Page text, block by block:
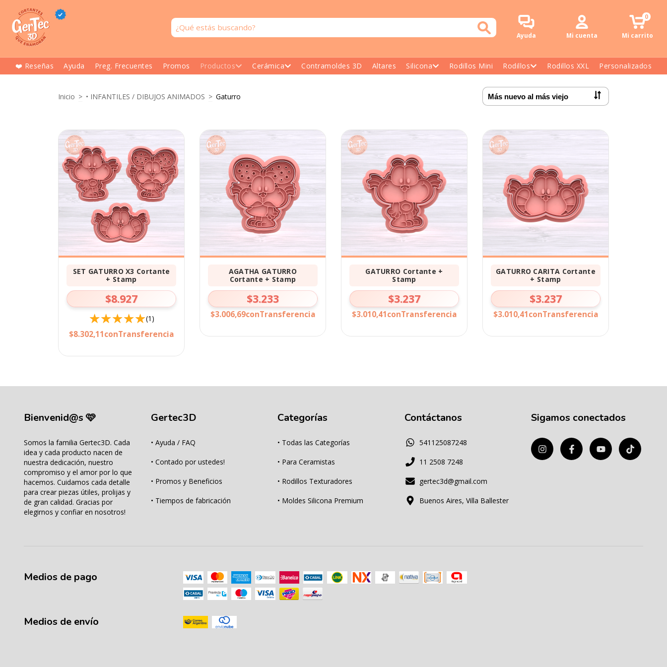
Ayuda Mi cuenta Mi carrito
0
❤️ Reseñas Ayuda Preg. Frecuentes Promos Productos Cerámica Contramoldes 3D Altares Silicona Rodillos Mini Rodillos Rodillos XXL Personalizados
Inicio > • INFANTILES / DIBUJOS ANIMADOS > Gaturro
SET GATURRO X3 Cortante
+ Stamp
$8.927
(1)
$8.302,11conTransferencia
AGATHA GATURRO
Cortante + Stamp
$3.233
$3.006,69conTransferencia
GATURRO Cortante +
Stamp
$3.237
$3.010,41conTransferencia
GATURRO CARITA Cortante
+ Stamp
$3.237
$3.010,41conTransferencia
Bienvenid@s 🩷
Somos la familia Gertec3D. Cada
idea y cada producto nacen de
nuestra dedicación, nuestro
compromiso y el amor por lo que
hacemos. Cuidamos cada detalle
para crear piezas útiles, prolijas y
de gran calidad. Gracias por
elegirnos y confiar en nosotros!
Gertec3D
• Ayuda / FAQ
• Contado por ustedes!
• Promos y Beneficios
• Tiempos de fabricación
Categorías
• Todas las Categorías
• Para Ceramistas
• Rodillos Texturadores
• Moldes Silicona Premium
Contáctanos
541125087248
11 2508 7248
gertec3d@gmail.com
Buenos Aires, Villa Ballester
Sigamos conectados
Medios de pago
Medios de envío